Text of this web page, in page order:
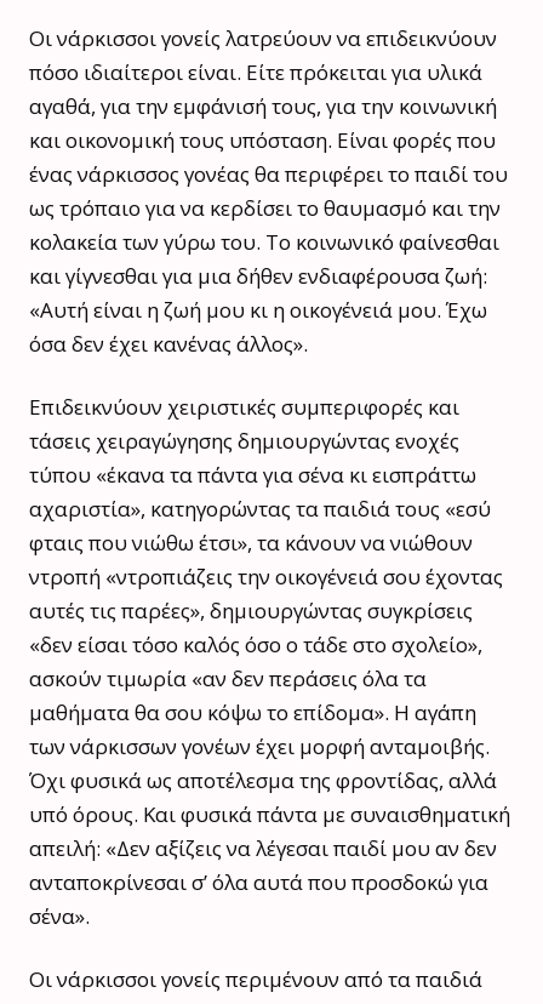
Οι νάρκισσοι γονείς λατρεύουν να επιδεικνύουν
πόσο ιδιαίτεροι είναι. Είτε πρόκειται για υλικά
αγαθά, για την εμφάνισή τους, για την κοινωνική
και οικονομική τους υπόσταση. Είναι φορές που
ένας νάρκισσος γονέας θα περιφέρει το παιδί του
ως τρόπαιο για να κερδίσει το θαυμασμό και την
κολακεία των γύρω του. Το κοινωνικό φαίνεσθαι
και γίγνεσθαι για μια δήθεν ενδιαφέρουσα ζωή:
«Αυτή είναι η ζωή μου κι η οικογένειά μου. Έχω
όσα δεν έχει κανένας άλλος».
Επιδεικνύουν χειριστικές συμπεριφορές και
τάσεις χειραγώγησης δημιουργώντας ενοχές
τύπου «έκανα τα πάντα για σένα κι εισπράττω
αχαριστία», κατηγορώντας τα παιδιά τους «εσύ
φταις που νιώθω έτσι», τα κάνουν να νιώθουν
ντροπή «ντροπιάζεις την οικογένειά σου έχοντας
αυτές τις παρέες», δημιουργώντας συγκρίσεις
«δεν είσαι τόσο καλός όσο ο τάδε στο σχολείο»,
ασκούν τιμωρία «αν δεν περάσεις όλα τα
μαθήματα θα σου κόψω το επίδομα». Η αγάπη
των νάρκισσων γονέων έχει μορφή ανταμοιβής.
Όχι φυσικά ως αποτέλεσμα της φροντίδας, αλλά
υπό όρους. Και φυσικά πάντα με συναισθηματική
απειλή: «Δεν αξίζεις να λέγεσαι παιδί μου αν δεν
ανταποκρίνεσαι σ’ όλα αυτά που προσδοκώ για
σένα».
Οι νάρκισσοι γονείς περιμένουν από τα παιδιά